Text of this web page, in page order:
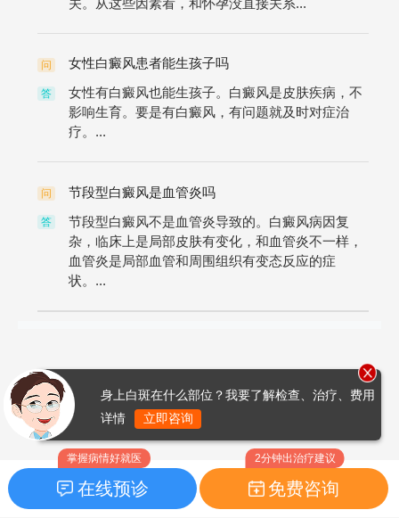
关。从这些因素看，和怀孕没直接关系...
问 女性白癜风患者能生孩子吗
答
女性有白癜风也能生孩子。白癜风是皮肤疾病，不
影响生育。要是有白癜风，有问题就及时对症治
疗。...
问 节段型白癜风是血管炎吗
答
节段型白癜风不是血管炎导致的。白癜风病因复
杂，临床上是局部皮肤有变化，和血管炎不一样，
血管炎是局部血管和周围组织有变态反应的症
状。...
掌握病情好就医
在线预诊
2分钟出治疗建议
免费咨询
身上白斑在什么部位？我要了解检查、治疗、费用
详情
立即咨询